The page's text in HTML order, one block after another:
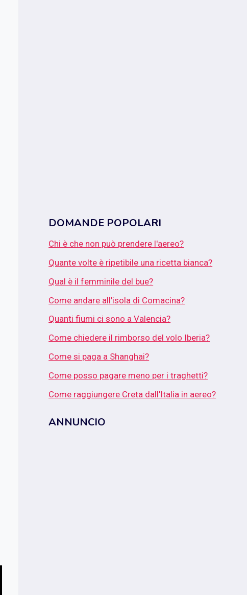
DOMANDE POPOLARI
Chi è che non può prendere l'aereo?
Quante volte è ripetibile una ricetta bianca?
Qual è il femminile del bue?
Come andare all'isola di Comacina?
Quanti fiumi ci sono a Valencia?
Come chiedere il rimborso del volo Iberia?
Come si paga a Shanghai?
Come posso pagare meno per i traghetti?
Come raggiungere Creta dall'Italia in aereo?
ANNUNCIO